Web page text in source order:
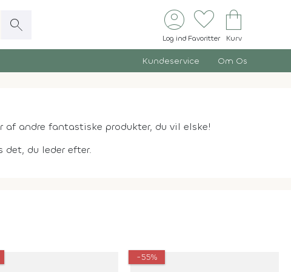
search account_circle
Log ind
favorite
Favoritter
shopping_bag
Kurv
Kundeservice Om Os
andre fantastiske produkter, du vil elske!
det, du leder efter.
-55%